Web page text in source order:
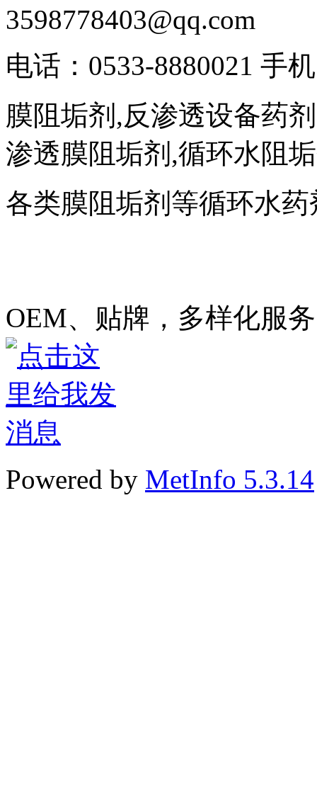
3598778403@qq.com
电话：0533-8880021 手
膜阻垢剂,反渗透设备药
渗透膜阻垢剂,循环水阻
各类膜阻垢剂等循环水
OEM、贴牌，多样化服
Powered by MetInfo 5.3.14